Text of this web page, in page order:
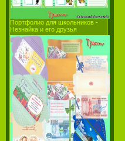
Портфолио для школьников -
Незнайка и его друзья